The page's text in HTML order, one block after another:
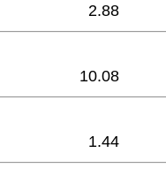
2.88
10.08
1.44